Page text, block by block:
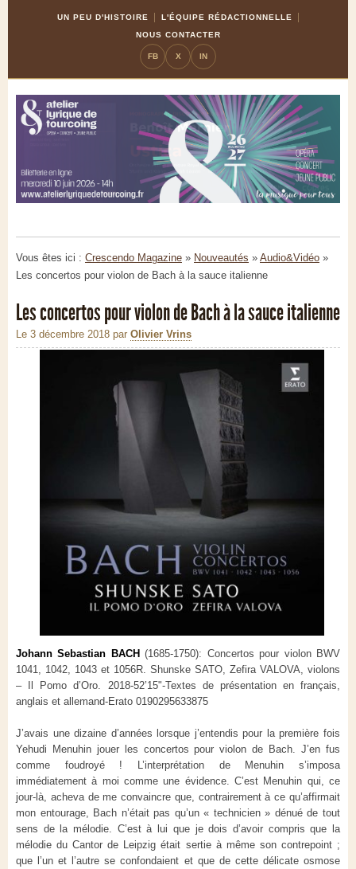
UN PEU D'HISTOIRE
L'ÉQUIPE RÉDACTIONNELLE
NOUS CONTACTER
FB X IN
Vous êtes ici : Crescendo Magazine » Nouveautés » Audio&Vidéo »
Les concertos pour violon de Bach à la sauce italienne
Les concertos pour violon de Bach à la sauce italienne
Le 3 décembre 2018 par Olivier Vrins
Johann Sebastian BACH(1685-1750): Concertos pour violon BWV
1041, 1042, 1043 et 1056R. Shunske SATO, Zefira VALOVA, violons
– Il Pomo d’Oro. 2018-52’15"-Textes de présentation en français,
anglais et allemand-Erato 0190295633875
J’avais une dizaine d’années lorsque j’entendis pour la première fois
Yehudi Menuhin jouer les concertos pour violon de Bach. J’en fus
comme foudroyé ! L’interprétation de Menuhin s’imposa
immédiatement à moi comme une évidence. C’est Menuhin qui, ce
jour-là, acheva de me convaincre que, contrairement à ce qu’affirmait
mon entourage, Bach n’était pas qu’un « technicien » dénué de tout
sens de la mélodie. C’est à lui que je dois d’avoir compris que la
mélodie du Cantor de Leipzig était sertie à même son contrepoint ;
que l’un et l’autre se confondaient et que de cette délicate osmose